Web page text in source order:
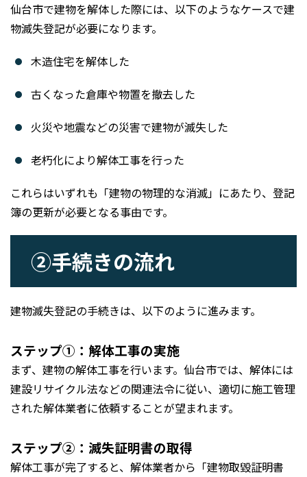
仙台市で建物を解体した際には、以下のようなケースで建
物滅失登記が必要になります。
木造住宅を解体した
古くなった倉庫や物置を撤去した
火災や地震などの災害で建物が滅失した
老朽化により解体工事を行った
これらはいずれも「建物の物理的な消滅」にあたり、登記
簿の更新が必要となる事由です。
②手続きの流れ
建物滅失登記の手続きは、以下のように進みます。
ステップ①：解体工事の実施
まず、建物の解体工事を行います。仙台市では、解体には
建設リサイクル法などの関連法令に従い、適切に施工管理
された解体業者に依頼することが望まれます。
ステップ②：滅失証明書の取得
解体工事が完了すると、解体業者から「建物取毀証明書